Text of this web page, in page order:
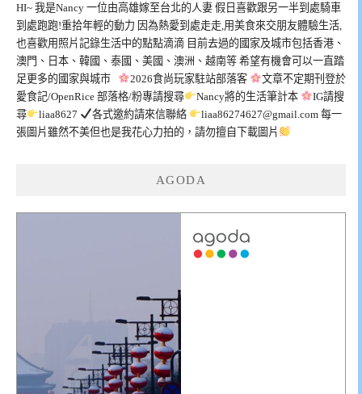
HI~ 我是Nancy 一位由高雄嫁至台北的人妻 假日喜歡跟另一半到處騎車
到處跑跑!重拾年輕的動力 因為熱愛到處走走,用美食來交朋友體驗生活,
也喜歡用照片記錄生活中的點點滴滴 目前去過的國家及城市包括香港、
澳門、日本、韓國、泰國、美國、澳洲、越南等 希望有機會可以一直踏
足更多的國家與城市
2026食尚玩家駐站部落客
文章不定期刊登於
愛食記/OpenRice 部落格/粉專請搜尋
Nancy將的生活筆計本
IG請搜
尋
liaa8627 各式邀約請來信聯絡 liaa86274627@gmail.com每一
張圖片雖然不美但也是我花心力拍的，請勿擅自下載圖片
AGODA